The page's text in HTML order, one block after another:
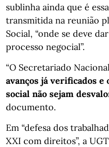
sublinha ainda que é
transmitida na reunião
Social, “onde se deve
processo negocial”.
“O Secretariado
avanços já verificados e
social não sejam
documento.
Em “defesa dos
XXI com direitos”, a